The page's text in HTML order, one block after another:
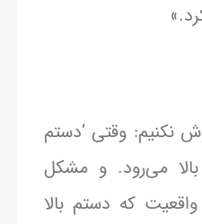
نکنیم: وقتی ‘دستم
بالا می‌رود. و مشکل
که دستم بالا